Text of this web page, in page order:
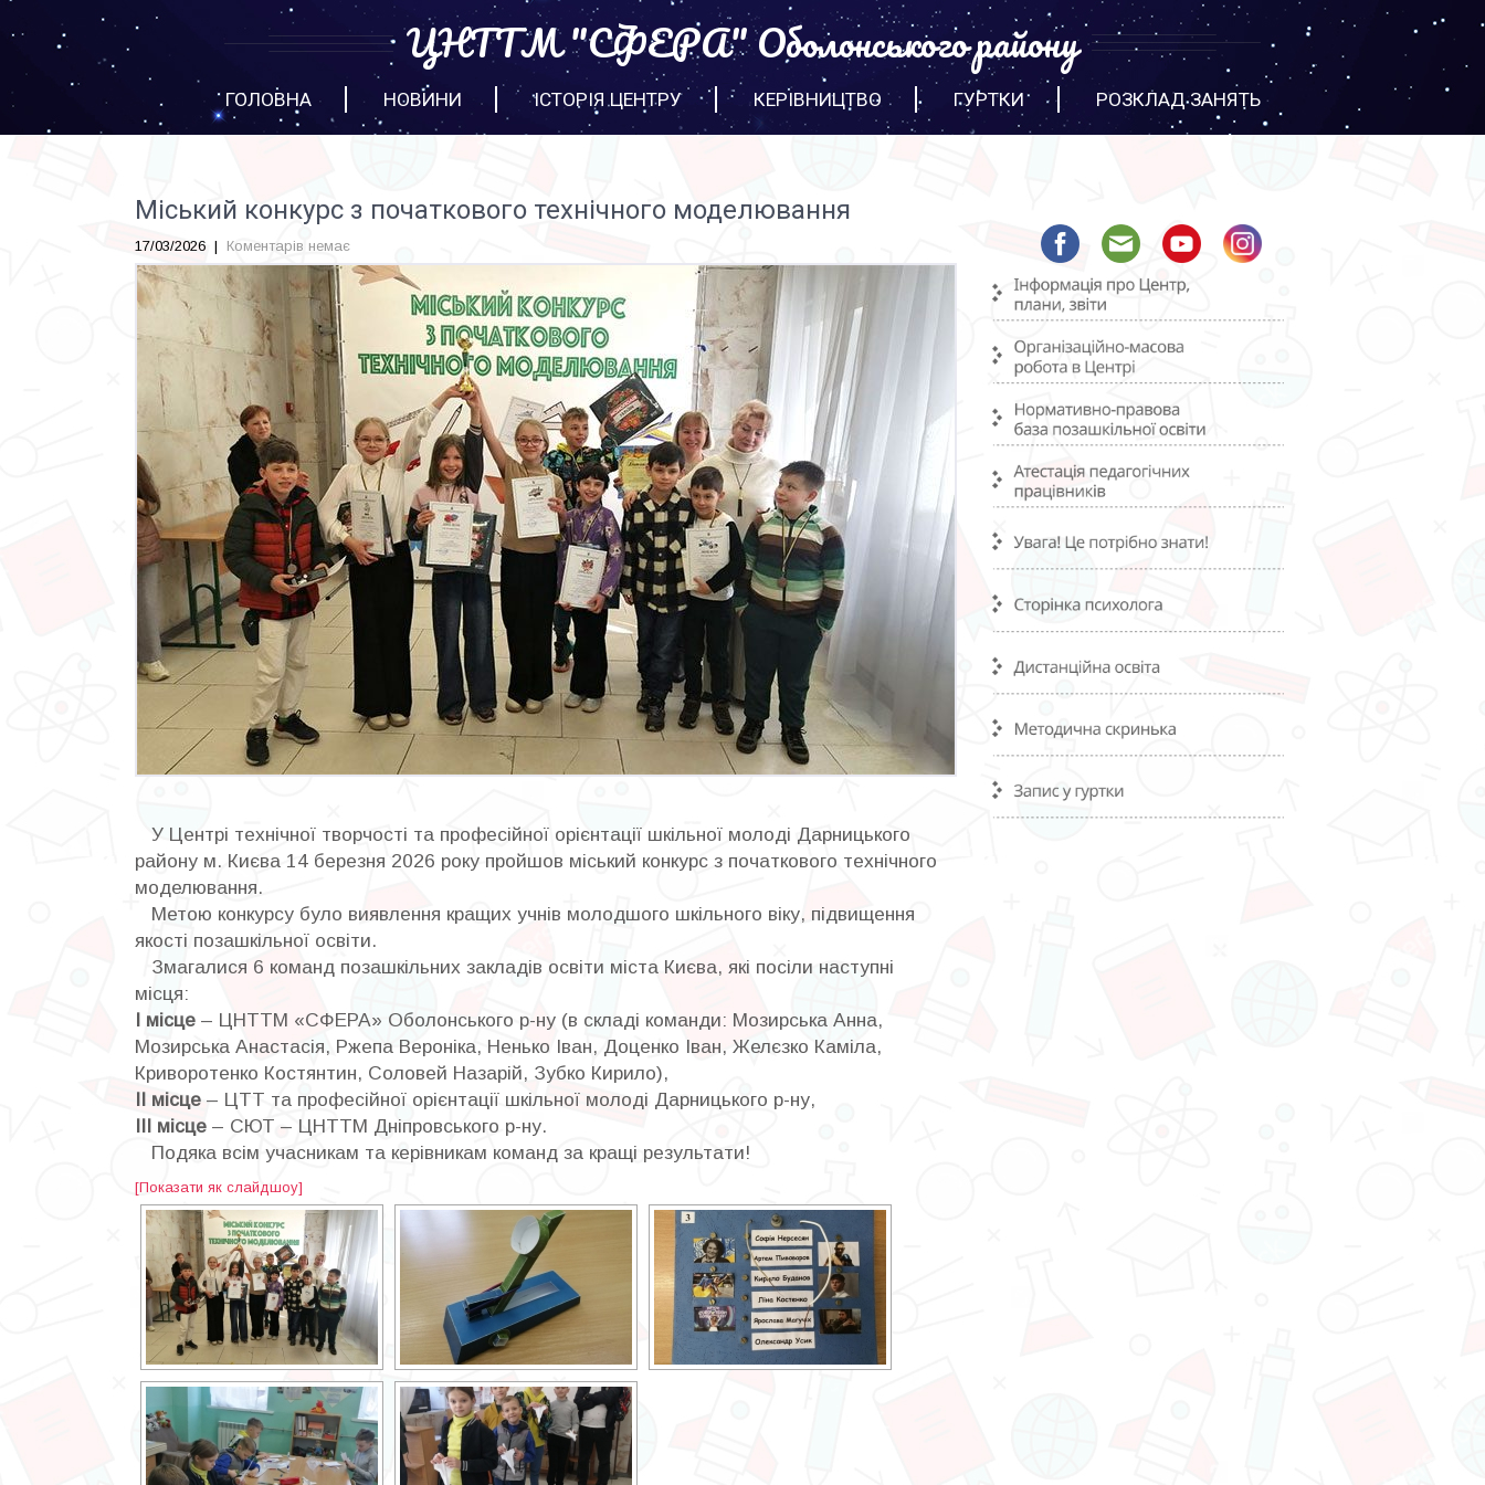
ЦНТТМ "СФЕРА" Оболонського району
ГОЛОВНА НОВИНИ ІСТОРІЯ ЦЕНТРУ КЕРІВНИЦТВО ГУРТКИ РОЗКЛАД ЗАНЯТЬ
Міський конкурс з початкового технічного моделювання
17/03/2026 | Коментарів немає
У Центрі технічної творчості та професійної орієнтації шкільної молоді Дарницького
району м. Києва 14 березня 2026 року пройшов міський конкурс з початкового технічного
моделювання.
Метою конкурсу було виявлення кращих учнів молодшого шкільного віку, підвищення
якості позашкільної освіти.
Змагалися 6 команд позашкільних закладів освіти міста Києва, які посіли наступні
місця:
І місце – ЦНТТМ «СФЕРА» Оболонського р-ну (в складі команди: Мозирська Анна,
Мозирська Анастасія, Ржепа Вероніка, Ненько Іван, Доценко Іван, Желєзко Каміла,
Криворотенко Костянтин, Соловей Назарій, Зубко Кирило),
ІІ місце – ЦТТ та професійної орієнтації шкільної молоді Дарницького р-ну,
ІІІ місце – СЮТ – ЦНТТМ Дніпровського р-ну.
Подяка всім учасникам та керівникам команд за кращі результати!
[Показати як слайдшоу]